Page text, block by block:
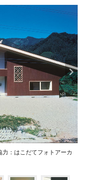
：はこだてフォトアーカ